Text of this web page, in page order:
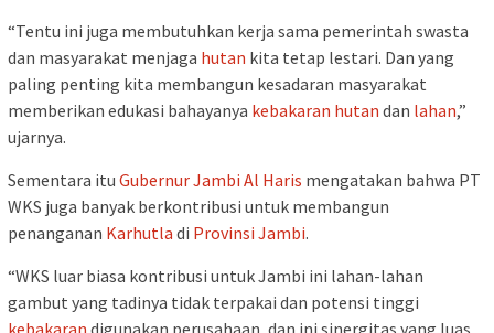
“Tentu ini juga membutuhkan kerja sama pemerintah swasta
dan masyarakat menjaga hutan kita tetap lestari. Dan yang
paling penting kita membangun kesadaran masyarakat
memberikan edukasi bahayanya kebakaran hutan dan lahan,”
ujarnya.
Sementara itu Gubernur Jambi Al Haris mengatakan bahwa PT
WKS juga banyak berkontribusi untuk membangun
penanganan Karhutla di Provinsi Jambi.
“WKS luar biasa kontribusi untuk Jambi ini lahan-lahan
gambut yang tadinya tidak terpakai dan potensi tinggi